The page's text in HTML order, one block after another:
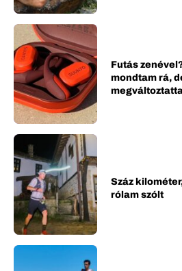
Futás
mondtam rá,
Száz
rólam szólt